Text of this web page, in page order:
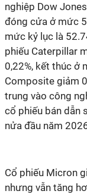
nghiệp Dow
đóng cửa ở mức
mức kỷ lục là
phiếu Caterpillar
0,22%, kết thúc ở
Composite giảm
trung vào công
cổ phiếu bán dẫn
nửa đầu năm
Cổ phiếu Micron
nhưng vẫn tăng